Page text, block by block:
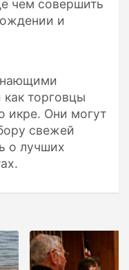
чем совершить
и
торговцы
икре. Они могут
свежей
о лучших